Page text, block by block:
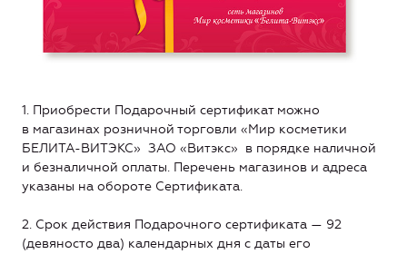
1. Приобрести Подарочный сертификат можно
в магазинах розничной торговли «Мир косметики
БЕЛИТА-ВИТЭКС» ЗАО «Витэкс» в порядке наличной
и безналичной оплаты. Перечень магазинов и адреса
указаны на обороте Сертификата.
2. Срок действия Подарочного сертификата — 92
(девяносто два) календарных дня с даты его